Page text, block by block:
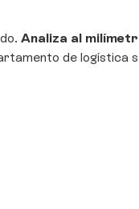
Analiza al
de logística